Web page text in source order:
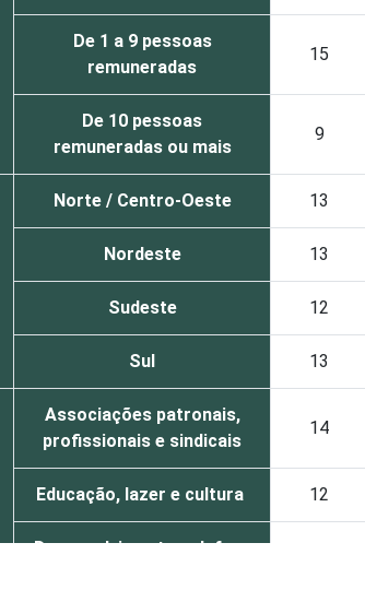
De 1 a 9 pessoas
remuneradas
15
De 10 pessoas
remuneradas ou mais
9
Norte / Centro-Oeste 13
Nordeste 13
Sudeste 12
Sul 13
Associações patronais,
profissionais e sindicais
14
Educação, lazer e cultura 12
Desenvolvimento e defesa